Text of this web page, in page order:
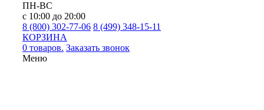
ПН-ВС
с 10:00 до 20:00
8 (800) 302-77-06 8 (499) 348-15-11
КОРЗИНА
0 товаров. Заказать звонок
Меню